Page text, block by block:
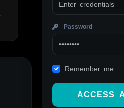
Password
Remember me
ACCESS